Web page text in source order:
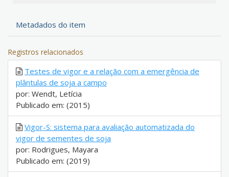
Metadados do item
Registros relacionados
Testes de vigor e a relação com a emergência de
plântulas de soja a campo
por: Wendt, Letícia
Publicado em: (2015)
Vigor-S: sistema para avaliação automatizada do
vigor de sementes de soja
por: Rodrigues, Mayara
Publicado em: (2019)